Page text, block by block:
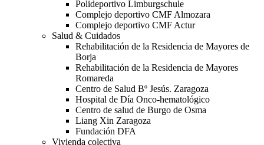
Polideportivo Limburgschule
Complejo deportivo CMF Almozara
Complejo deportivo CMF Actur
Salud & Cuidados
Rehabilitación de la Residencia de Mayores de
Borja
Rehabilitación de la Residencia de Mayores
Romareda
Centro de Salud Bº Jesús. Zaragoza
Hospital de Día Onco-hematológico
Centro de salud de Burgo de Osma
Liang Xin Zaragoza
Fundación DFA
Vivienda colectiva